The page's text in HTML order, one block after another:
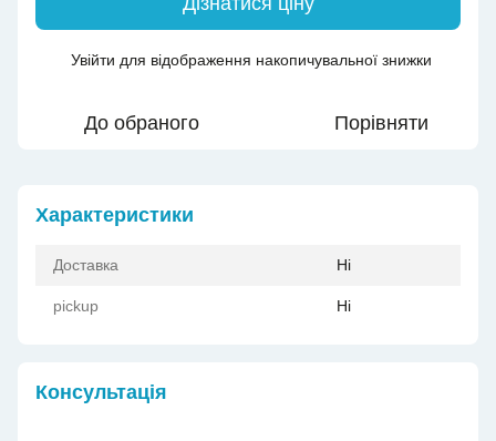
Увійти для відображення накопичувальної знижки
До обраного Порівняти
Характеристики
Доставка Ні
pickup Ні
Консультація